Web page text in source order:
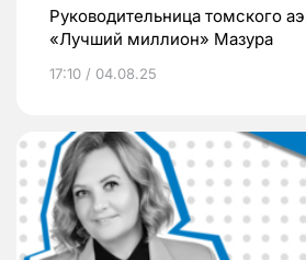
Руководительница томского
«Лучший миллион» Мазура
17:10 / 04.08.25